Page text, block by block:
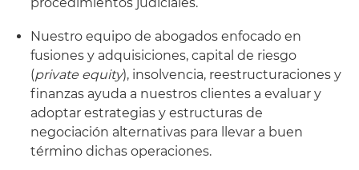
Nuestro equipo de abogados enfocado en
fusiones y adquisiciones, capital de riesgo
(private equity), insolvencia, reestructuraciones y
finanzas ayuda a nuestros clientes a evaluar y
adoptar estrategias y estructuras de
negociación alternativas para llevar a buen
término dichas operaciones.